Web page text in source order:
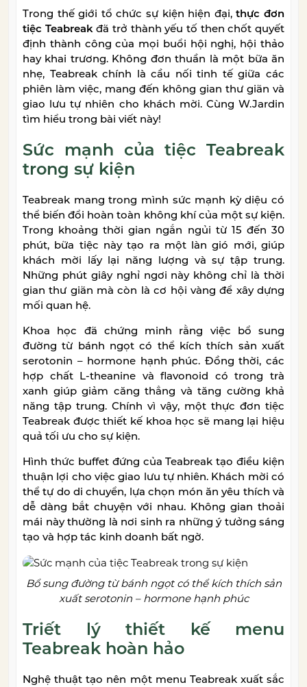
Trong thế giới tổ chức sự kiện hiện đại,thực đơn
tiệc Teabreakđã trở thành yếu tố then chốt quyết
định thành công của mọi buổi hội nghị, hội thảo
hay khai trương. Không đơn thuần là một bữa ăn
nhẹ, Teabreak chính là cầu nối tinh tế giữa các
phiên làm việc, mang đến không gian thư giãn và
giao lưu tự nhiên cho khách mời. Cùng W.Jardin
tìm hiểu trong bài viết này!
Sức mạnh của tiệc Teabreak
trong sự kiện
Teabreak mang trong mình sức mạnh kỳ diệu có
thể biến đổi hoàn toàn không khí của một sự kiện.
Trong khoảng thời gian ngắn ngủi từ 15 đến 30
phút, bữa tiệc này tạo ra một làn gió mới, giúp
khách mời lấy lại năng lượng và sự tập trung.
Những phút giây nghỉ ngơi này không chỉ là thời
gian thư giãn mà còn là cơ hội vàng để xây dựng
mối quan hệ.
Khoa học đã chứng minh rằng việc bổ sung
đường từ bánh ngọt có thể kích thích sản xuất
serotonin – hormone hạnh phúc. Đồng thời, các
hợp chất L-theanine và flavonoid có trong trà
xanh giúp giảm căng thẳng và tăng cường khả
năng tập trung. Chính vì vậy, một thực đơn tiệc
Teabreak được thiết kế khoa học sẽ mang lại hiệu
quả tối ưu cho sự kiện.
Hình thức buffet đứng của Teabreak tạo điều kiện
thuận lợi cho việc giao lưu tự nhiên. Khách mời có
thể tự do di chuyển, lựa chọn món ăn yêu thích và
dễ dàng bắt chuyện với nhau. Không gian thoải
mái này thường là nơi sinh ra những ý tưởng sáng
tạo và hợp tác kinh doanh bất ngờ.
Bổ sung đường từ bánh ngọt có thể kích thích sản
xuất serotonin – hormone hạnh phúc
Triết lý thiết kế menu
Teabreak hoàn hảo
Nghệ thuật tạo nên một menu Teabreak xuất sắc